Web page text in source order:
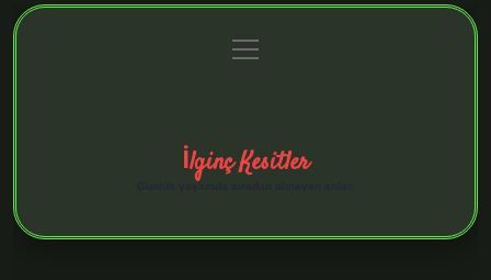
Gizlilik Politikası
menüyü
aç
İlginç Kesitler